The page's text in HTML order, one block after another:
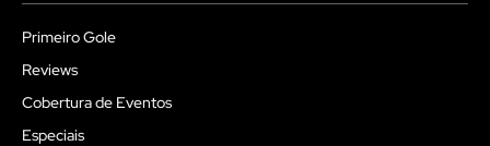
Primeiro Gole
Reviews
Cobertura de Eventos
Especiais